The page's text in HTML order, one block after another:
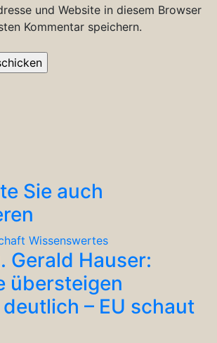
und Website in diesem Browser
Kommentar speichern.
Sie auch
Wissenswertes
Gerald Hauser:
übersteigen
– EU schaut